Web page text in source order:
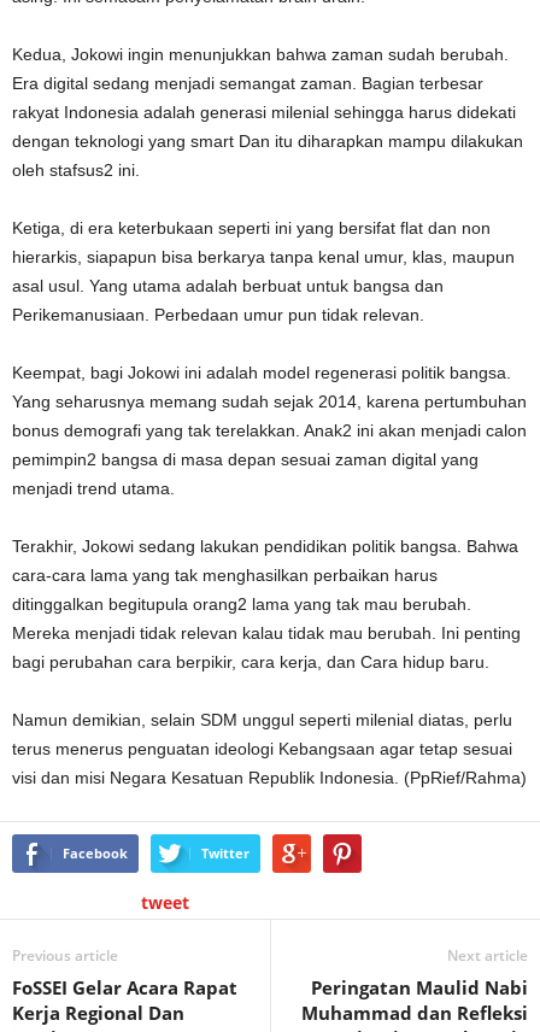
Kedua, Jokowi ingin menunjukkan bahwa zaman sudah berubah.
Era digital sedang menjadi semangat zaman. Bagian terbesar
rakyat Indonesia adalah generasi milenial sehingga harus didekati
dengan teknologi yang smart Dan itu diharapkan mampu dilakukan
oleh stafsus2 ini.
Ketiga, di era keterbukaan seperti ini yang bersifat flat dan non
hierarkis, siapapun bisa berkarya tanpa kenal umur, klas, maupun
asal usul. Yang utama adalah berbuat untuk bangsa dan
Perikemanusiaan. Perbedaan umur pun tidak relevan.
Keempat, bagi Jokowi ini adalah model regenerasi politik bangsa.
Yang seharusnya memang sudah sejak 2014, karena pertumbuhan
bonus demografi yang tak terelakkan. Anak2 ini akan menjadi calon
pemimpin2 bangsa di masa depan sesuai zaman digital yang
menjadi trend utama.
Terakhir, Jokowi sedang lakukan pendidikan politik bangsa. Bahwa
cara-cara lama yang tak menghasilkan perbaikan harus
ditinggalkan begitupula orang2 lama yang tak mau berubah.
Mereka menjadi tidak relevan kalau tidak mau berubah. Ini penting
bagi perubahan cara berpikir, cara kerja, dan Cara hidup baru.
Namun demikian, selain SDM unggul seperti milenial diatas, perlu
terus menerus penguatan ideologi Kebangsaan agar tetap sesuai
visi dan misi Negara Kesatuan Republik Indonesia. (PpRief/Rahma)
Facebook Twitter
tweet
Previous article
FoSSEI Gelar Acara Rapat
Kerja Regional Dan
Next article
Peringatan Maulid Nabi
Muhammad dan Refleksi